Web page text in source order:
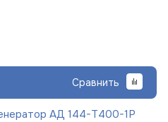
Сравнить
АД 144-Т400-1Р